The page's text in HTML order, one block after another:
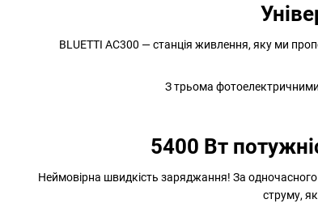
BLUETTI AC300 — станція живлення, яку ми
З трьома
5400 Вт
Неймовірна швидкість заряджання! За
струму,